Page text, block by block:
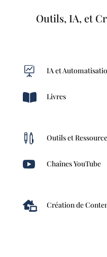
Outils, IA, et
 IA et
 Livres
 Outils et
 Chaînes YouTube
 Création de